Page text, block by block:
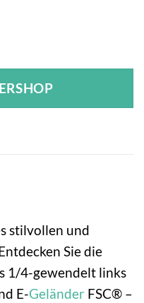
stilvollen und
Sie die
1/4-gewendelt links
E-Geländer FSC® –